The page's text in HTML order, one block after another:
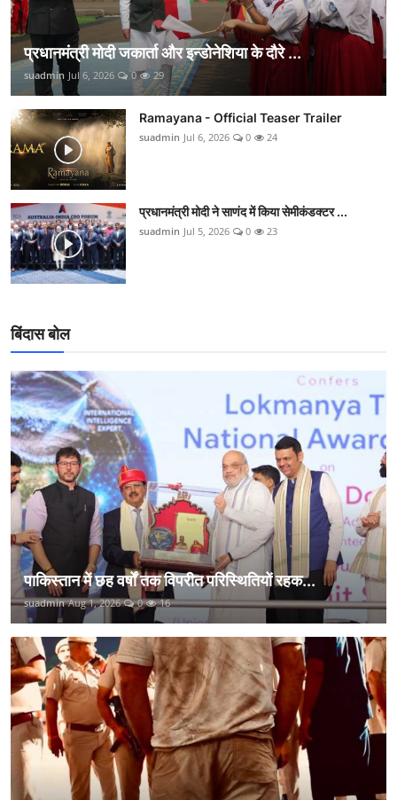
प्रधानमंत्री मोदी जकार्ता और इन्डोनेशिया के दौरे ...
suadmin Jul 6, 2026 0 29
Ramayana - Official Teaser Trailer
suadmin Jul 6, 2026 0 24
प्रधानमंत्री मोदी ने साणंद में किया सेमीकंडक्टर ...
suadmin Jul 5, 2026 0 23
बिंदास बोल
पाकिस्तान में छह वर्षों तक विपरीत परिस्थितियों रहक...
suadmin Aug 1, 2026 0 16